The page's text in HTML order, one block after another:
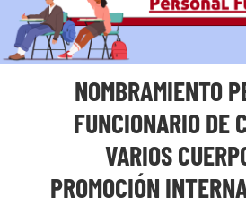
NOMBRAMIENTO
FUNCIONARIO DE
VARIOS
PROMOCIÓN